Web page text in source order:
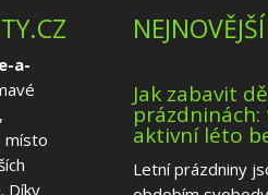
a-
místo
Díky
NEJNOVĚJŠÍ
Jak zabavit
prázdninách:
aktivní léto
Letní prázdniny